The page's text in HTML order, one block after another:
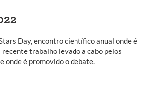
Day, encontro científico anual onde é
trabalho levado a cabo pelos
onde é promovido o debate.